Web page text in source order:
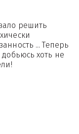
решить
... Теперь
хоть не